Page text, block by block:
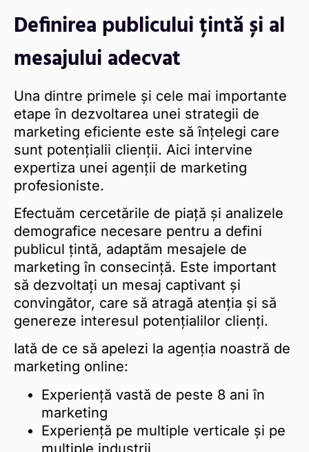
Definirea publicului țintă și al
mesajului adecvat
Una dintre primele și cele mai importante
etape în dezvoltarea unei strategii de
marketing eficiente este să înțelegi care
sunt potențialii clienții. Aici intervine
expertiza unei agenții de marketing
profesioniste.
Efectuăm cercetările de piață și analizele
demografice necesare pentru a defini
publicul țintă, adaptăm mesajele de
marketing în consecință. Este important
să dezvoltați un mesaj captivant și
convingător, care să atragă atenția și să
genereze interesul potențialilor clienți.
Iată de ce să apelezi la agenția noastră de
marketing online:
Experiență vastă de peste 8 ani în
marketing
Experiență pe multiple verticale și pe
multiple industrii